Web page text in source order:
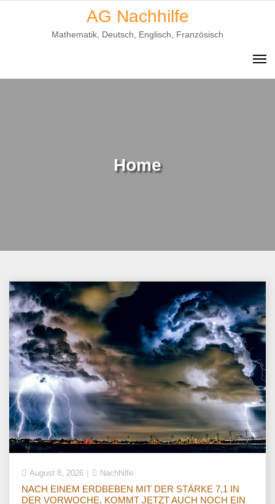
AG Nachhilfe
Mathematik, Deutsch, Englisch, Französisch
Home
August 8, 2026 Nachhilfe
NACH EINEM ERDBEBEN MIT DER STÄRKE 7,1 IN
DER VORWOCHE, KOMMT JETZT AUCH NOCH EIN